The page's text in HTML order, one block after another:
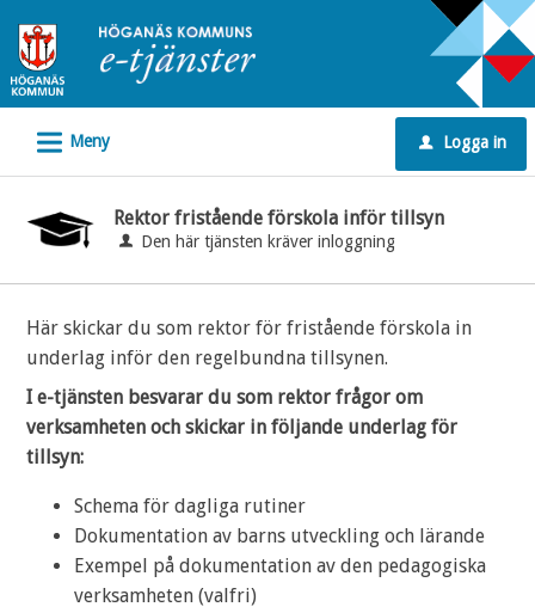
till
e-
tjänster
Höganäs
kommun
L Meny u Logga in
Rektor fristående förskola inför tillsyn
Den här tjänsten kräver inloggning
Här skickar du som rektor för fristående förskola in
underlag inför den regelbundna tillsynen.
I e-tjänsten besvarar du som rektor frågor om
verksamheten och skickar in följande underlag för
tillsyn:
Schema för dagliga rutiner
Dokumentation av barns utveckling och lärande
Exempel på dokumentation av den pedagogiska
verksamheten (valfri)